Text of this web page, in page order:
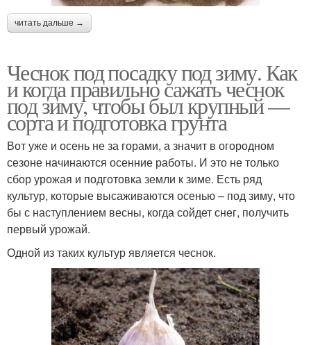
читать дальше →
Чеснок под посадку под зиму. Как
и когда правильно сажать чеснок
под зиму, чтобы был крупный —
сорта и подготовка грунта
Вот уже и осень не за горами, а значит в огородном
сезоне начинаются осенние работы. И это не только
сбор урожая и подготовка земли к зиме. Есть ряд
культур, которые высаживаются осенью – под зиму, что
бы с наступлением весны, когда сойдет снег, получить
первый урожай.
Одной из таких культур является чеснок.